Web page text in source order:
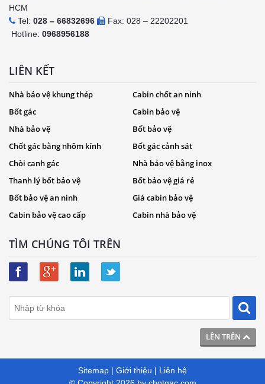
LÊN TRÊN
HCM
Tel: 028 – 66832696
Fax: 028 – 22202201
Hotline: 0968956188
LIÊN KẾT
Nhà bảo vệ khung thép
Cabin chốt an ninh
Bốt gác
Cabin bảo vệ
Nhà bảo vệ
Bốt bảo vệ
Chốt gác bằng nhôm kính
Bốt gác cảnh sát
Chòi canh gác
Nhà bảo vệ bằng inox
Thanh lý bốt bảo vệ
Bốt bảo vệ giá rẻ
Bốt bảo vệ an ninh
Giá cabin bảo vệ
Cabin bảo vệ cao cấp
Cabin nhà bảo vệ
TÌM CHÚNG TÔI TRÊN
Sitemap | Giới thiệu | Liên hệ